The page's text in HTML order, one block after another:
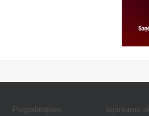
Piegādātājiem Iepirkumu